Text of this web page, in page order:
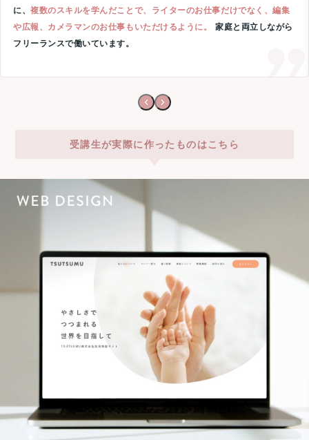
に、複数のスキルを学んだことで、ライターのお仕事だけでなく、編集
や広報、カメラマンのお仕事もいただけるように。
家庭と両立しながら
フリーランスで働いています。
受講生が実際に作ったものはこちら